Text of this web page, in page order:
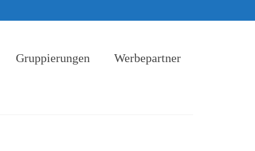
Gruppierungen Werbepartner